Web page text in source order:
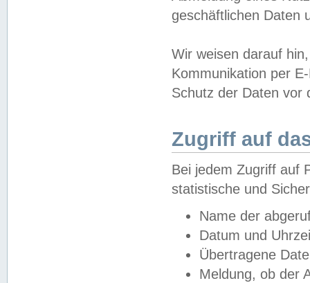
geschäftlichen Daten
Wir weisen darauf
Kommunikation per
Schutz der Daten vor
Zugriff auf
Bei jedem Zugriff auf
statistische und
Name der
Datum und
Übertragene
Meldung, ob der